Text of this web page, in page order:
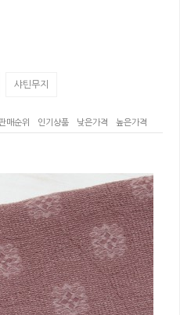
샤틴무지
매순위 인기상품 낮은가격 높은가격